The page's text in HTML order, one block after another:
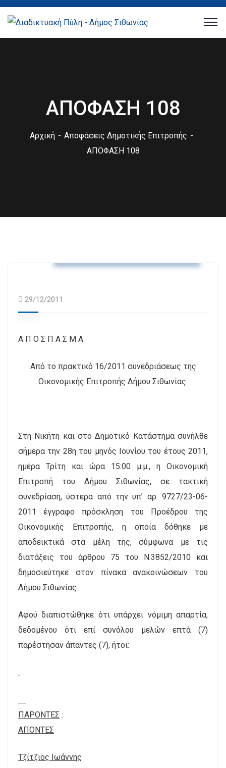
ΑΠΟΦΑΣΗ 108
Αρχική
Αποφάσεις Δημοτικής Επιτροπής
ΑΠΟΦΑΣΗ 108
29/12/2011
A Π Ο Σ Π Α Σ Μ Α
Από το πρακτικό 16/2011 συνεδριάσεως της
Οικονομικής Επιτροπής Δήμου Σιθωνίας.
Στη Νικήτη και στο Δημοτικό Κατάστημα συνήλθε
σήμερα την 28η του μηνός Ιουνίου του έτους 2011,
ημέρα Τρίτη και ώρα 15:00 μ.μ., η Οικονομική
Επιτροπή του Δήμου Σιθωνίας, σε τακτική
συνεδρίαση, ύστερα από την υπ’ αρ. 9727/23-06-
2011 έγγραφο πρόσκληση του Προέδρου της
Οικονομικής Επιτροπής, η οποία δόθηκε με
αποδεικτικά στα μέλη της, σύμφωνα με τις
διατάξεις του άρθρου 75 του Ν.3852/2010 και
δημοσιεύτηκε στον πίνακα ανακοινώσεων του
Δήμου Σιθωνίας.
Αφού διαπιστώθηκε ότι υπάρχει νόμιμη απαρτία,
δεδομένου ότι επί συνόλου μελών επτά (7)
παρέστησαν άπαντες (7), ήτοι:
ΠΑΡΟΝΤΕΣ :
AΠΟΝTEΣ
Τζίτζιος Ιωάννης